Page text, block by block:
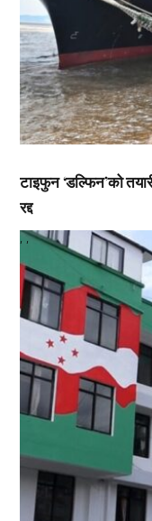
टाइफुन ‘डल्फिन’को
रद्द
, ,